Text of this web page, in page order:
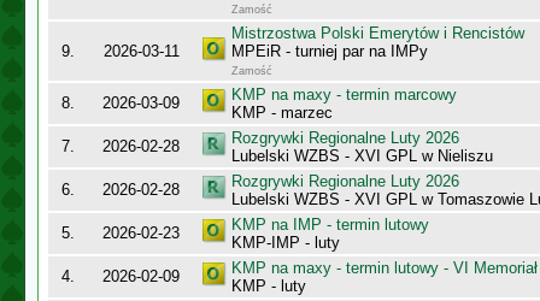
Zamość
9. 2026-03-11
Mistrzostwa Polski Emerytów i Rencistów
MPEiR - turniej par na IMPy
Zamość
8. 2026-03-09
KMP na maxy - termin marcowy
KMP - marzec
7.
2026-02-28
Rozgrywki Regionalne Luty 2026
Lubelski WZBS - XVI GPL w Nieliszu
6.
2026-02-28
Rozgrywki Regionalne Luty 2026
Lubelski WZBS - XVI GPL w Tomaszowie
5.
2026-02-23
KMP na IMP - termin lutowy
KMP-IMP - luty
4.
2026-02-09
KMP na maxy - termin lutowy - VI
KMP - luty